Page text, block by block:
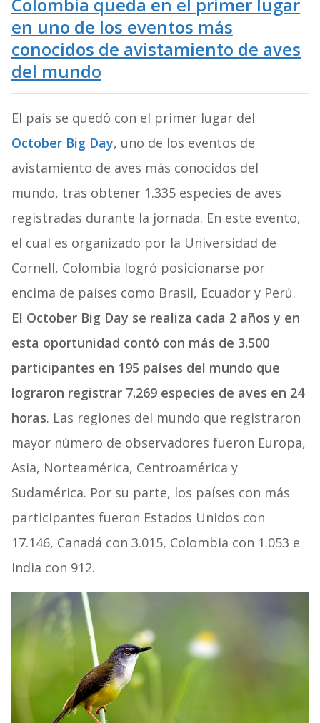
en uno de los eventos más
conocidos de avistamiento de aves
del mundo
El país se quedó con el primer lugar del
October Big Day, uno de los eventos de
avistamiento de aves más conocidos del
mundo, tras obtener 1.335 especies de aves
registradas durante la jornada. En este evento,
el cual es organizado por la Universidad de
Cornell, Colombia logró posicionarse por
encima de países como Brasil, Ecuador y Perú.
El October Big Day se realiza cada 2 años y en
esta oportunidad contó con más de 3.500
participantes en 195 países del mundo que
lograron registrar 7.269 especies de aves en 24
horas. Las regiones del mundo que registraron
mayor número de observadores fueron Europa,
Asia, Norteamérica, Centroamérica y
Sudamérica. Por su parte, los países con más
participantes fueron Estados Unidos con
17.146, Canadá con 3.015, Colombia con 1.053 e
India con 912.